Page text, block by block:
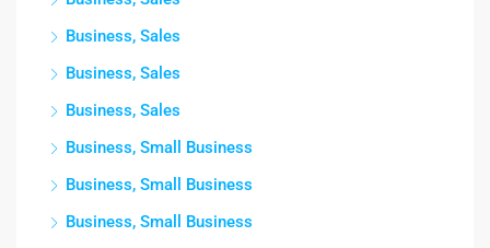
Business, Sales
Business, Sales
Business, Sales
Business, Small Business
Business, Small Business
Business, Small Business